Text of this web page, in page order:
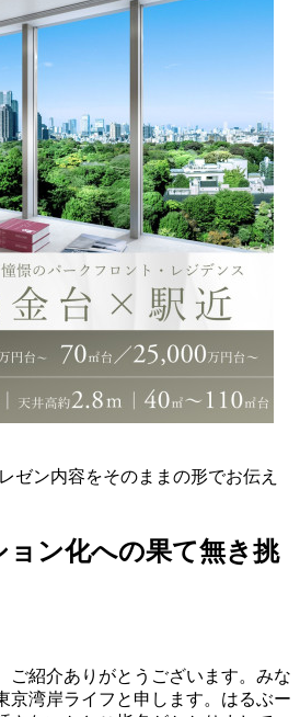
ゼン内容をそのままの形でお伝え
ョン化への果て無き挑
ご紹介ありがとうございます。みな
京湾岸ライフと申します。はるぶー